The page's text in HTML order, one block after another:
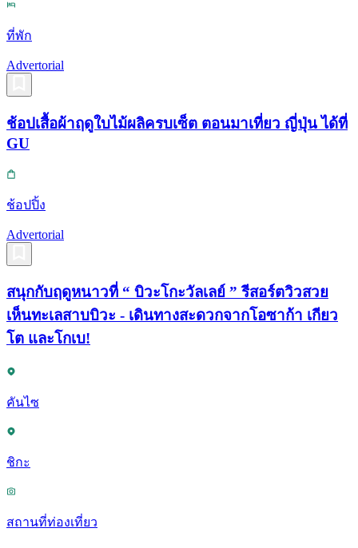
ที่พัก
Advertorial
ช้อปเสื้อผ้าฤดูใบไม้ผลิครบเซ็ต ตอนมาเที่ยว ญี่ปุ่น ได้ที่
GU
ช้อปปิ้ง
Advertorial
สนุกกับฤดูหนาวที่ “ บิวะโกะวัลเลย์ ” รีสอร์ตวิวสวย
เห็นทะเลสาบบิวะ - เดินทางสะดวกจากโอซาก้า เกียว
โต และโกเบ!
คันไซ
ชิกะ
สถานที่ท่องเที่ยว